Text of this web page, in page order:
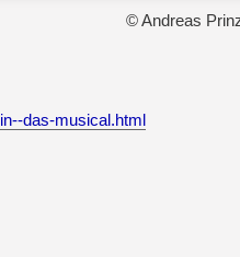
© Andreas
das-musical.html